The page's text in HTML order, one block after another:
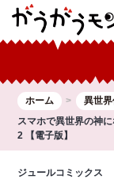
ホーム 異世
スマホで異世界の神
2 【電子版】
ジュールコミックス